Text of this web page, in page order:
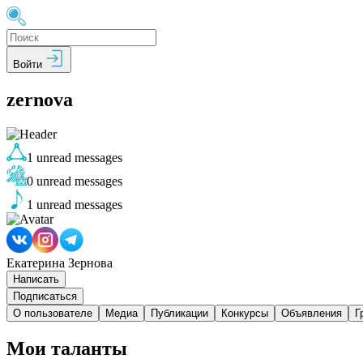
Войти
zernova
1 unread messages
0 unread messages
1 unread messages
Екатерина Зернова
Написать
Подписаться
О пользователе
Медиа Публикации Конкурсы Объявления
Мои таланты